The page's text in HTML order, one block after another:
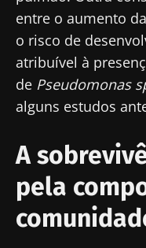
entre o aumento
o risco de
atribuível à
de Pseudomonas
alguns estudos
A
pela
Junte-se à
saúde e
receba o
Magazine" para
saúde e
receba o
Magazine" para
últimas notícias
Gostaria de
informações